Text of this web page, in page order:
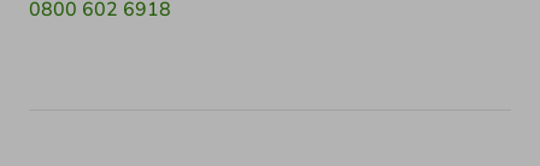
0800 602 6918